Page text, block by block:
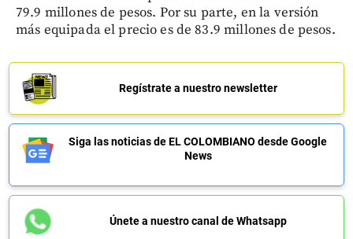
79.9 millones de pesos. Por su parte, en la versión
más equipada el precio es de 83.9 millones de pesos.
Regístrate a nuestro newsletter
Siga las noticias de EL COLOMBIANO desde Google
News
Únete a nuestro canal de Whatsapp